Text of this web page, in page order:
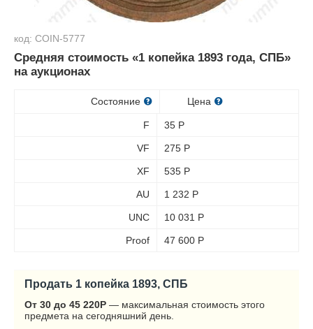
код: COIN-5777
Средняя стоимость «1 копейка 1893 года, СПБ»
на аукционах
Состояние Цена
F 35 Р
VF 275 Р
XF 535 Р
AU 1 232 Р
UNC 10 031 Р
Proof 47 600 Р
Продать 1 копейка 1893, СПБ
От 30 до 45 220Р — максимальная стоимость этого
предмета на сегодняшний день.